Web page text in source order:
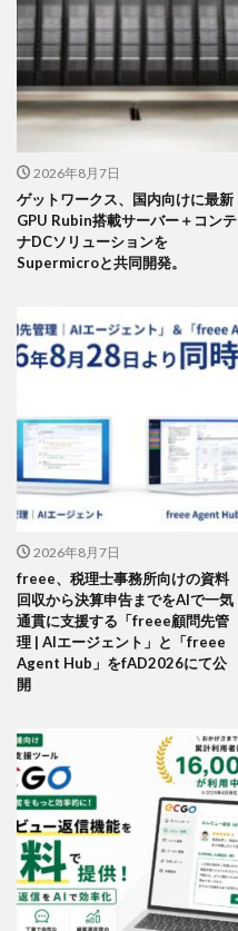
2026年8月7日
ゲットワークス、国内向けに最新
GPU Rubin搭載サーバー＋コンテ
ナDCソリューションを
Supermicroと共同開発。
2026年8月7日
freee、税理士事務所向けの資料
回収から決算申告までをAIで一気
通貫に支援する「freee顧問先管
理 | AIエージェント」と「freee
Agent Hub」をfAD2026にて公
開